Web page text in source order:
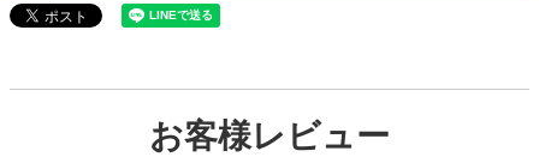
お客様レビュー